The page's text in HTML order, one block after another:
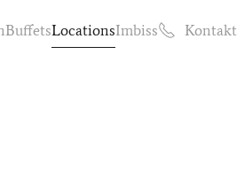
BuffetsLocationsImbiss Kontakt